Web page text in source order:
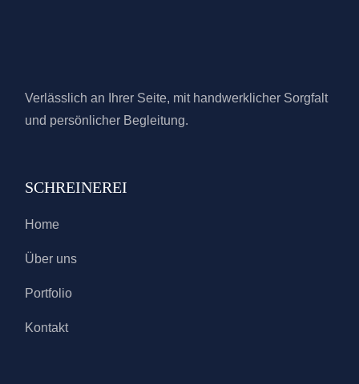
Verlässlich an Ihrer Seite, mit handwerklicher Sorgfalt
und persönlicher Begleitung.
SCHREINEREI
Home
Über uns
Portfolio
Kontakt